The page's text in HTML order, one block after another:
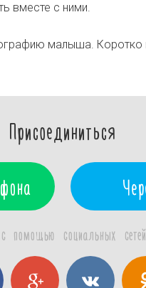
вместе с ними.
малыша. Коротко
Присоединиться
помощью социальных сетей